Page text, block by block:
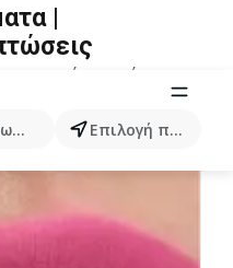
κατηγοριών, προϊόντων...
Επιλογή πόλης
|
αυτόν τον όρο.
κατηγορία